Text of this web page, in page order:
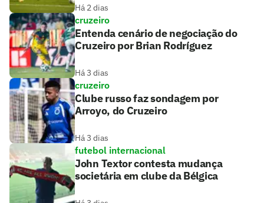
Há 2 dias
cruzeiro
Entenda cenário de negociação do
Cruzeiro por Brian Rodríguez
Há 3 dias
cruzeiro
Clube russo faz sondagem por
Arroyo, do Cruzeiro
Há 3 dias
futebol internacional
John Textor contesta mudança
societária em clube da Bélgica